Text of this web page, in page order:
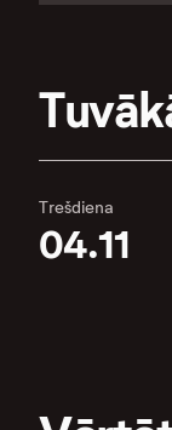
Trešdiena
04.11